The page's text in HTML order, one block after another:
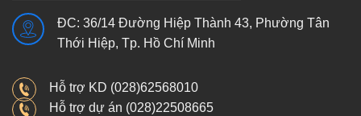
ĐC: 36/14 Đường Hiệp Thành 43, Phường Tân
Thới Hiệp, Tp. Hồ Chí Minh
Hỗ trợ KD (028)62568010
Hỗ trợ dự án (028)22508665